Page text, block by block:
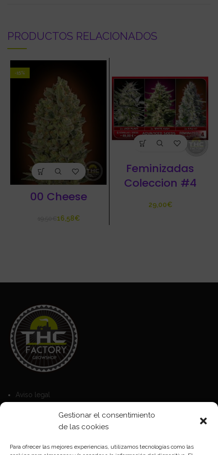
Gestionar el consentimiento
de las cookies
Para ofrecer las mejores experiencias, utilizamos tecnologías como las
PRODUCTOS RELACIONADOS
-15%
00 Cheese
16,58€
Feminizadas
Coleccion #4
€
Aviso legal
Política de privacidad